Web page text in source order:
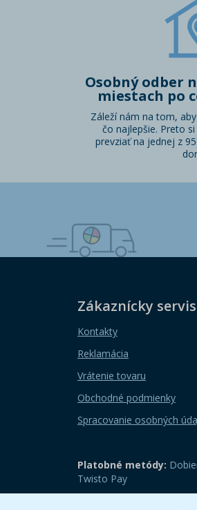
Osobný odber
miestach po
Záleží nám na tom,
čo najlepšie. Preto
prevziať na jednej z
Zákaznícky servis
Kontakty
Reklamácia
Vrátenie tovaru
Obchodné podmienky
Spracovanie osobných
Platobné metódy:
Twisto Pay